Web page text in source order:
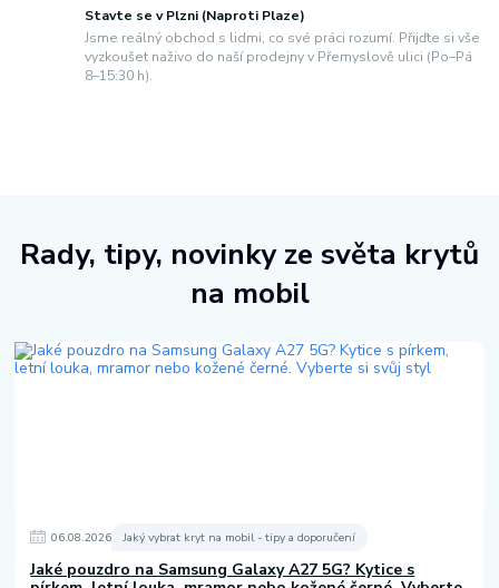
Stavte se v Plzni (Naproti Plaze)
Jsme reálný obchod s lidmi, co své práci rozumí. Přijďte si vše
vyzkoušet naživo do naší prodejny v Přemyslově ulici (Po–Pá
8–15:30 h).
Rady, tipy, novinky ze světa krytů
na mobil
06.08.2026 Jaký vybrat kryt na mobil - tipy a doporučení
Jaké pouzdro na Samsung Galaxy A27 5G? Kytice s